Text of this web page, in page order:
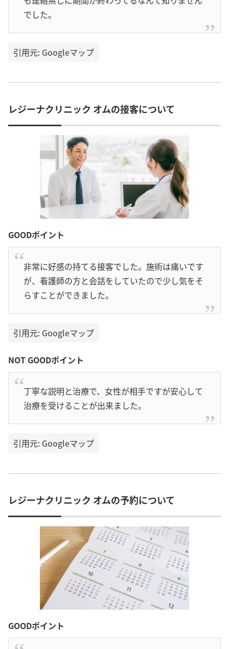
でした。
引用元: Googleマップ
レジーナクリニック オムの接客について
GOODポイント
非常に好感の持てる接客でした。施術は痛いです
が、看護師の方と会話をしていたので少し気をそ
らすことができました。
引用元: Googleマップ
NOT GOODポイント
丁寧な説明と治療で、女性が相手ですが安心して
治療を受けることが出来ました。
引用元: Googleマップ
レジーナクリニック オムの予約について
GOODポイント